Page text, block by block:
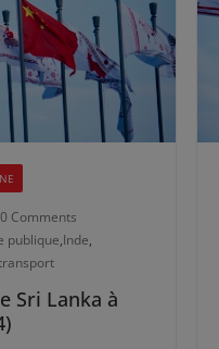
0 Comments
publique,Inde,
Sri Lanka à